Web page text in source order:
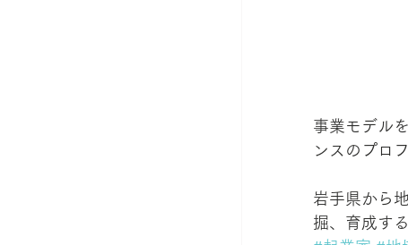
事業モデル
ンスのプロ
岩手県から
掘、育成す